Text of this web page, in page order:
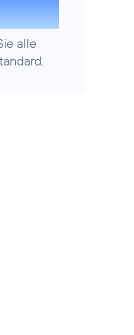
alle